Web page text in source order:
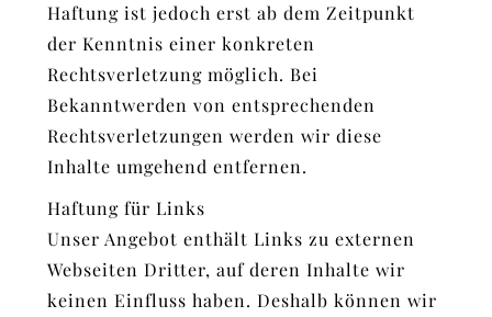
Haftung ist jedoch erst ab dem Zeitpunkt
der Kenntnis einer konkreten
Rechtsverletzung möglich. Bei
Bekanntwerden von entsprechenden
Rechtsverletzungen werden wir diese
Inhalte umgehend entfernen.
Haftung für Links
Unser Angebot enthält Links zu externen
Webseiten Dritter, auf deren Inhalte wir
keinen Einfluss haben. Deshalb können wir